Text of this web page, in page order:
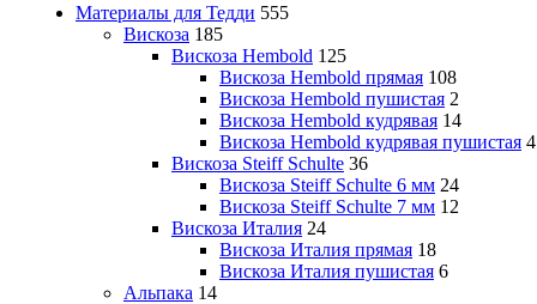
Материалы для Тедди 555
Вискоза 185
Вискоза Hembold 125
Вискоза Hembold прямая 108
Вискоза Hembold пушистая 2
Вискоза Hembold кудрявая 14
Вискоза Hembold кудрявая пушистая 4
Вискоза Steiff Schulte 36
Вискоза Steiff Schulte 6 мм 24
Вискоза Steiff Schulte 7 мм 12
Вискоза Италия 24
Вискоза Италия прямая 18
Вискоза Италия пушистая 6
Альпака 14